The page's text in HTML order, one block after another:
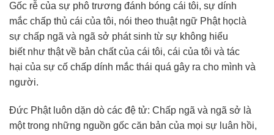
Gốc rễ của sự phô trương đánh bóng cái tôi, sự dính
mắc chấp thủ cái của tôi, nói theo thuật ngữ Phật họclà
sự chấp ngã và ngã sở phát sinh từ sự không hiểu
biết như thật về bản chất của cái tôi, cái của tôi và tác
hại của sự cố chấp dính mắc thái quá gây ra cho mình và
người.
Đức Phật luôn dặn dò các đệ tử: Chấp ngã và ngã sở là
một trong những nguồn gốc căn bản của mọi sự luân hồi,